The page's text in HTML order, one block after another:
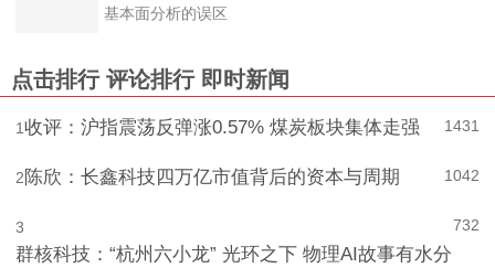
基本面分析的误区
点击排行 评论排行 即时新闻
1431
1收评：沪指震荡反弹涨0.57% 煤炭板块集体走强
1042
2 陈欣：长鑫科技四万亿市值背后的资本与周期
732
3
群核科技：“杭州六小龙” 光环之下 物理AI故事有水分